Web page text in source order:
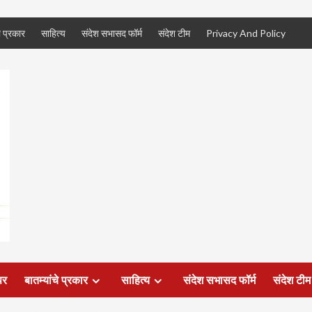
प्रकार साहित्य संदेश सभासद फॉर्म संदेश टीम Privacy And Policy
बातम्यांचे प्रकार साहित्य संदेश सभासद फॉर्म संदेश टीम